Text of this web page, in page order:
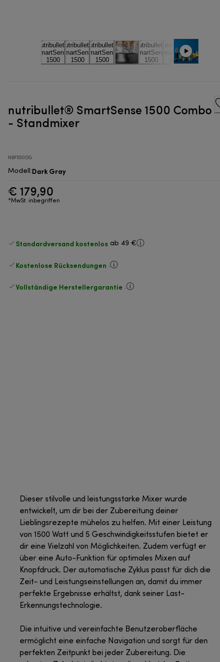
nutribullet® SmartSense 1500 Combo
- Standmixer
NBF550DG
Modell :Dark Gray
€ 179,90
*MwSt. inbegriffen
Standardversand kostenlos ab 49 €
Kostenlose Rücksendungen .
Vollständige Herstellergarantie .
Dieser stilvolle und leistungsstarke Mixer wurde
entwickelt, um dir bei der Zubereitung deiner
Lieblingsrezepte mühelos zu helfen. Mit einer Leistung
von 1500 Watt und 5 Geschwindigkeitsstufen bietet er
dir eine Vielzahl von Möglichkeiten. Zudem verfügt er
über eine Auto-Funktion für optimales Mixen auf
Knopfdruck. Der automatische Zyklus passt für dich die
Zeit- und Leistungseinstellungen an, damit du immer
perfekte Ergebnisse erhältst, dank seiner Last-
Erkennungstechnologie.
Die intuitive und vereinfachte Benutzeroberfläche
ermöglicht eine einfache Navigation und sorgt für den
perfekten Zeitpunkt bei jeder Zubereitung. Die